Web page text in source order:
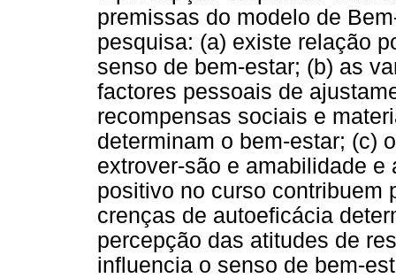
premissas do modelo de
pesquisa: (a) existe relação
senso de bem-estar; (b) as
factores pessoais de
recompensas sociais e
determinam o bem-estar; (c)
extrover-são e amabilidade
positivo no curso contribuem
crenças de autoeficácia
percepção das atitudes de
influencia o senso de bem-